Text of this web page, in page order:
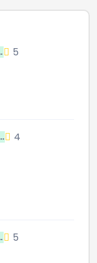
5
4
5